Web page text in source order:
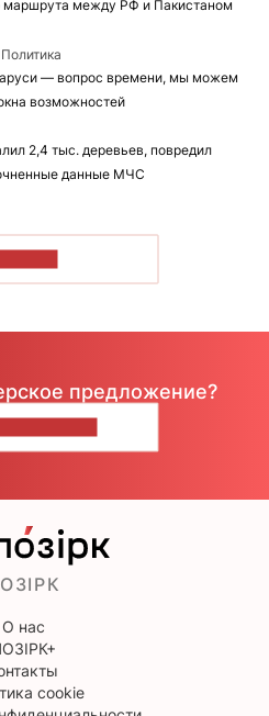
маршрута между РФ и Пакистаном
— вопрос времени, мы можем
возможностей
2,4 тыс. деревьев, повредил
данные МЧС
предложение?
О нас
cookie